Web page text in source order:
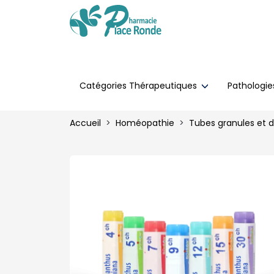
Catégories Thérapeutiques
Accueil Homéopathie Tubes granules et